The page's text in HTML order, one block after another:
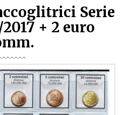
Serie
+ 2 euro